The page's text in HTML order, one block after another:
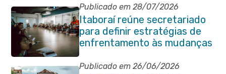
Publicado em 28/07/2026
Itaboraí reúne secretariado
para definir estratégias de
enfrentamento às mudanças
climáticas
Publicado em 26/06/2026